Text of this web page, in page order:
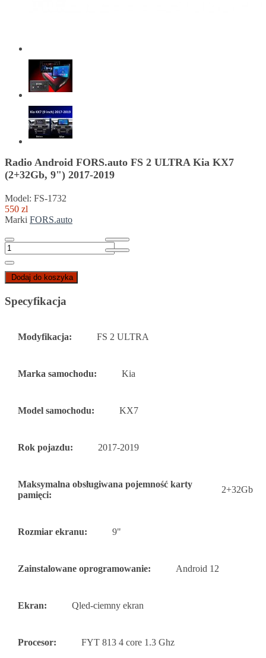
Radio Android FORS.auto FS 2 ULTRA Kia KX7
(2+32Gb, 9") 2017-2019
Model: FS-1732
550 zl
Marki FORS.auto
Dodaj do koszyka
Specyfikacja
Modyfikacja: FS 2 ULTRA
Marka samochodu: Kia
Model samochodu: KX7
Rok pojazdu: 2017-2019
Maksymalna obsługiwana pojemność karty
pamięci:
2+32Gb
Rozmiar ekranu: 9"
Zainstalowane oprogramowanie: Android 12
Ekran: Qled-ciemny ekran
Procesor: FYT 813 4 core 1.3 Ghz